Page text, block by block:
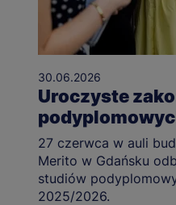
30.06.2026
Uroczyste
27 czerwca w auli
Merito w Gdańsku
studiów
2025/2026.